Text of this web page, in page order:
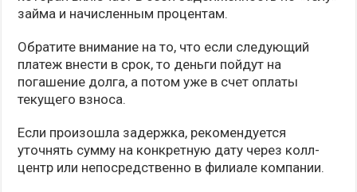
займа и начисленным процентам.
Обратите внимание на то, что если следующий
платеж внести в срок, то деньги пойдут на
погашение долга, а потом уже в счет оплаты
текущего взноса.
Если произошла задержка, рекомендуется
уточнять сумму на конкретную дату через колл-
центр или непосредственно в филиале компании.